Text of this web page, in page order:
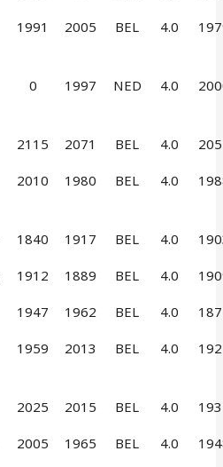
1991 2005 BEL 4.0
0 1997 NED 4.0
2115 2071 BEL 4.0
2010 1980 BEL 4.0
1840 1917 BEL 4.0
1912 1889 BEL 4.0
1947 1962 BEL 4.0
1959 2013 BEL 4.0
2025 2015 BEL 4.0
2005 1965 BEL 4.0